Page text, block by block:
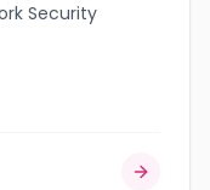
Security